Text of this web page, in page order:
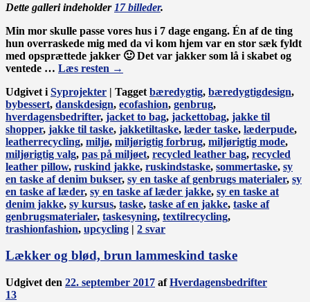
Dette galleri indeholder 17 billeder.
Min mor skulle passe vores hus i 7 dage engang. Én af de ting
hun overraskede mig med da vi kom hjem var en stor sæk fyldt
med opsprættede jakker 🙂 Det var jakker som lå i skabet og
ventede … Læs resten →
Udgivet i Syprojekter | Tagget bæredygtig, bæredygtigdesign,
bybessert, danskdesign, ecofashion, genbrug,
hverdagensbedrifter, jacket to bag, jackettobag, jakke til
shopper, jakke til taske, jakketiltaske, læder taske, læderpude,
leatherrecycling, miljø, miljørigtig forbrug, miljørigtig mode,
miljørigtig valg, pas på miljøet, recycled leather bag, recycled
leather pillow, ruskind jakke, ruskindstaske, sommertaske, sy
en taske af denim bukser, sy en taske af genbrugs materialer, sy
en taske af læder, sy en taske af læder jakke, sy en taske at
denim jakke, sy kursus, taske, taske af en jakke, taske af
genbrugsmaterialer, taskesyning, textilrecycling,
trashionfashion, upcycling | 2 svar
Lækker og blød, brun lammeskind taske
Udgivet den 22. september 2017 afHverdagensbedrifter
13